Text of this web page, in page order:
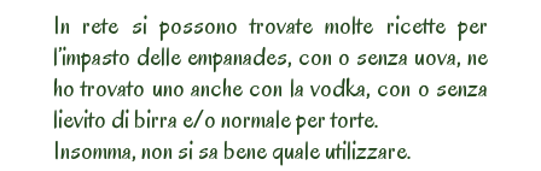
In rete si possono trovate molte ricette per
l’impasto delle empanades, con o senza uova, ne
ho trovato uno anche con la vodka, con o senza
lievito di birra e/o normale per torte.
Insomma, non si sa bene quale utilizzare.